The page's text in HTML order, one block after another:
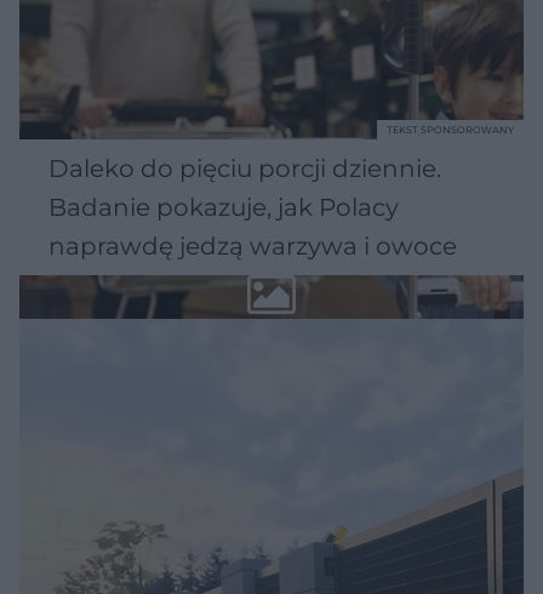
Daleko do pięciu porcji dziennie.
Badanie pokazuje, jak Polacy
naprawdę jedzą warzywa i owoce
TEKST SPONSOROWANY